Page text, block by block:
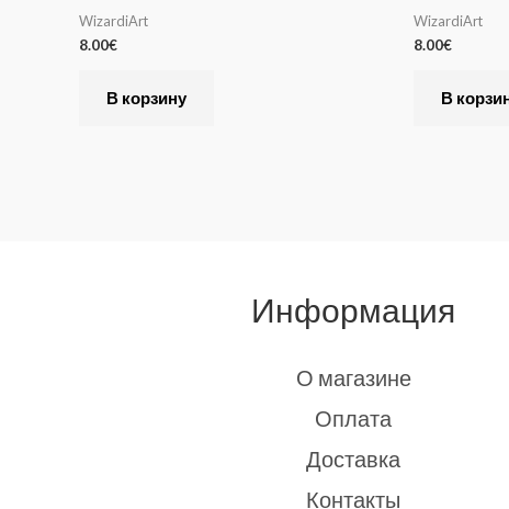
WizardiArt
8.00€
В корзину
WizardiArt
8.00€
В
Информация
О магазине
Оплата
Доставка
Контакты